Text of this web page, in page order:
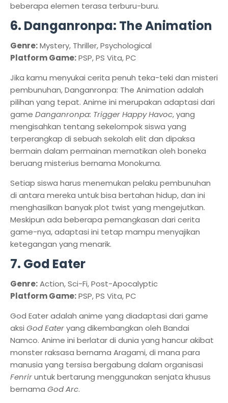
beberapa elemen terasa terburu-buru.
6. Danganronpa: The Animation
Genre:Mystery, Thriller, Psychological
Platform Game:PSP, PS Vita, PC
Jika kamu menyukai cerita penuh teka-teki dan misteri
pembunuhan, Danganronpa: The Animation adalah
pilihan yang tepat. Anime ini merupakan adaptasi dari
game Danganronpa: Trigger Happy Havoc, yang
mengisahkan tentang sekelompok siswa yang
terperangkap di sebuah sekolah elit dan dipaksa
bermain dalam permainan mematikan oleh boneka
beruang misterius bernama Monokuma.
Setiap siswa harus menemukan pelaku pembunuhan
di antara mereka untuk bisa bertahan hidup, dan ini
menghasilkan banyak plot twist yang mengejutkan.
Meskipun ada beberapa pemangkasan dari cerita
game-nya, adaptasi ini tetap mampu menyajikan
ketegangan yang menarik.
7. God Eater
Genre:Action, Sci-Fi, Post-Apocalyptic
Platform Game:PSP, PS Vita, PC
God Eater adalah anime yang diadaptasi dari game
aksi God Eateryang dikembangkan oleh Bandai
Namco. Anime ini berlatar di dunia yang hancur akibat
monster raksasa bernama Aragami, di mana para
manusia yang tersisa bergabung dalam organisasi
Fenriruntuk bertarung menggunakan senjata khusus
bernama God Arc.